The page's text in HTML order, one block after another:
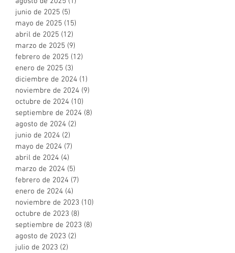
junio de 2025 (5)
mayo de 2025 (15)
abril de 2025 (12)
marzo de 2025 (9)
febrero de 2025 (12)
enero de 2025 (3)
diciembre de 2024 (1)
noviembre de 2024 (9)
octubre de 2024 (10)
septiembre de 2024 (8)
agosto de 2024 (2)
junio de 2024 (2)
mayo de 2024 (7)
abril de 2024 (4)
marzo de 2024 (5)
febrero de 2024 (7)
enero de 2024 (4)
noviembre de 2023 (10)
octubre de 2023 (8)
septiembre de 2023 (8)
agosto de 2023 (2)
julio de 2023 (2)